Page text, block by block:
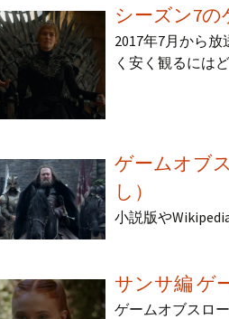
シーズン7
2017年7月から
く安く観るには
ゲームオブ
し）
小説版や
サンサ編 ゲ
ゲームオブスロ